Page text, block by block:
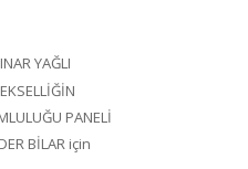
YAĞLI
PANELİ
BİLAR için